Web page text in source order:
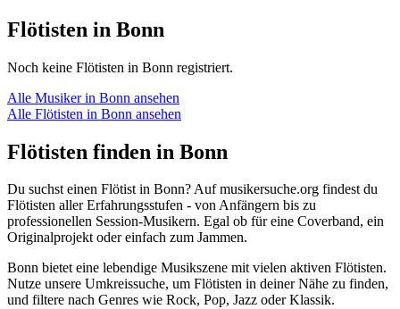
Flötisten in Bonn
Noch keine Flötisten in Bonn registriert.
Alle Musiker in Bonn ansehen
Alle Flötisten in Bonn ansehen
Flötisten finden in Bonn
Du suchst einen Flötist in Bonn? Auf musikersuche.org findest du
Flötisten aller Erfahrungsstufen - von Anfängern bis zu
professionellen Session-Musikern. Egal ob für eine Coverband, ein
Originalprojekt oder einfach zum Jammen.
Bonn bietet eine lebendige Musikszene mit vielen aktiven Flötisten.
Nutze unsere Umkreissuche, um Flötisten in deiner Nähe zu finden,
und filtere nach Genres wie Rock, Pop, Jazz oder Klassik.